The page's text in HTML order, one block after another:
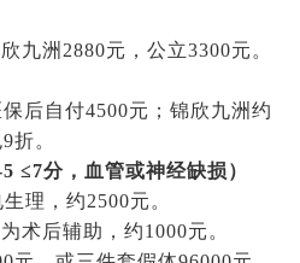
九洲2880元，公立3300元。
后自付4500元；锦欣九洲约
折。
≤7分，血管或神经缺损）
理，约2500元。
术后辅助，约1000元。